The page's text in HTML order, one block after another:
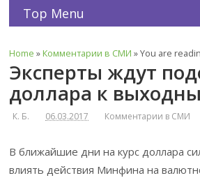
Top Menu
Home » Комментарии в СМИ » You are
Эксперты ждут
доллара к
К. Б. 06.03.2017 Комментарии в СМИ
В ближайшие дни на курс доллара
влиять действия Минфина на